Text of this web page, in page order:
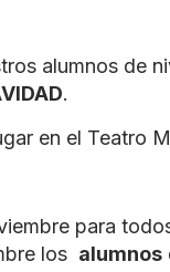
alumnos de
.
en el Teatro
para
los alumnos